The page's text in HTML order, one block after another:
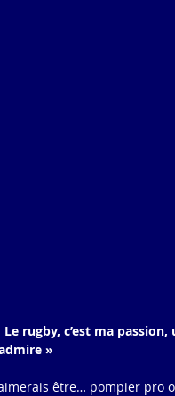
Le rugby, c’est ma
»
être… pompier pro